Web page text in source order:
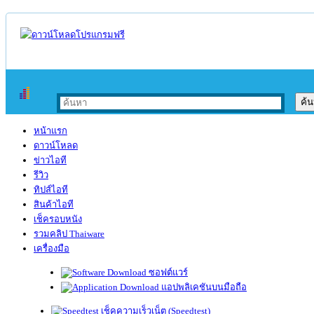
หน้าแรก
ดาวน์โหลด
ข่าวไอที
รีวิว
ทิปส์ไอที
สินค้าไอที
เช็ครอบหนัง
รวมคลิป Thaiware
เครื่องมือ
ซอฟต์แวร์
แอปพลิเคชันบนมือถือ
เช็คความเร็วเน็ต (Speedtest)